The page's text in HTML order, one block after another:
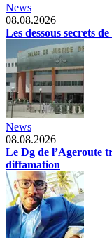
News
08.08.2026
Les dessous secrets
News
08.08.2026
Le Dg de l’Ageroute
diffamation